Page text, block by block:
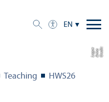
EN
C
r
e
dit:
A
n
n
aL
o
g
u
e
Teaching HWS26